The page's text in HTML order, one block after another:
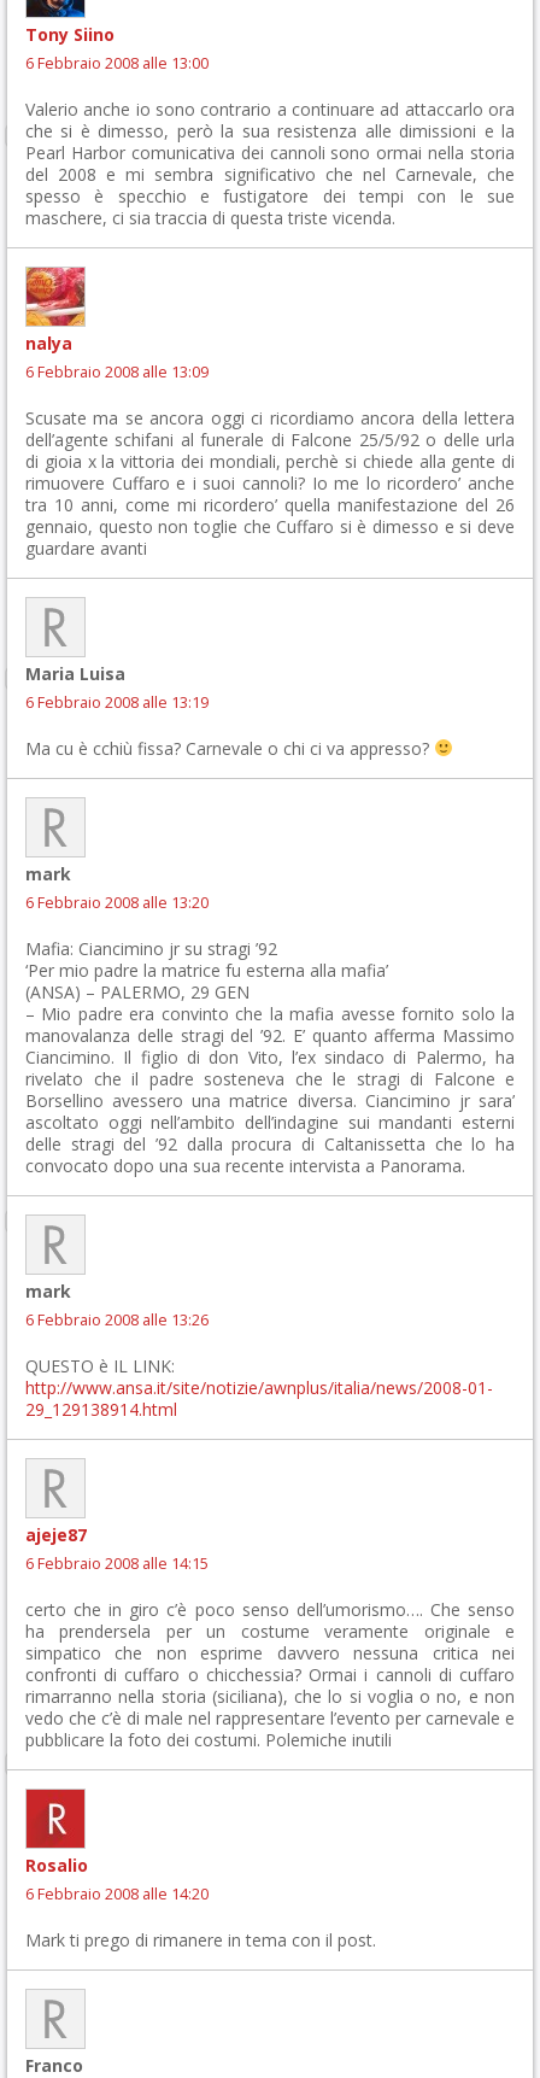
Tony Siino
6 Febbraio 2008 alle 13:00
Valerio anche io sono contrario a continuare ad attaccarlo ora
che si è dimesso, però la sua resistenza alle dimissioni e la
Pearl Harbor comunicativa dei cannoli sono ormai nella storia
del 2008 e mi sembra significativo che nel Carnevale, che
spesso è specchio e fustigatore dei tempi con le sue
maschere, ci sia traccia di questa triste vicenda.
nalya
6 Febbraio 2008 alle 13:09
Scusate ma se ancora oggi ci ricordiamo ancora della lettera
dell’agente schifani al funerale di Falcone 25/5/92 o delle urla
di gioia x la vittoria dei mondiali, perchè si chiede alla gente di
rimuovere Cuffaro e i suoi cannoli? Io me lo ricordero’ anche
tra 10 anni, come mi ricordero’ quella manifestazione del 26
gennaio, questo non toglie che Cuffaro si è dimesso e si deve
guardare avanti
Maria Luisa
6 Febbraio 2008 alle 13:19
Ma cu è cchiù fissa? Carnevale o chi ci va appresso?
mark
6 Febbraio 2008 alle 13:20
Mafia: Ciancimino jr su stragi ’92
‘Per mio padre la matrice fu esterna alla mafia’
(ANSA) – PALERMO, 29 GEN
– Mio padre era convinto che la mafia avesse fornito solo la
manovalanza delle stragi del ’92. E’ quanto afferma Massimo
Ciancimino. Il figlio di don Vito, l’ex sindaco di Palermo, ha
rivelato che il padre sosteneva che le stragi di Falcone e
Borsellino avessero una matrice diversa. Ciancimino jr sara’
ascoltato oggi nell’ambito dell’indagine sui mandanti esterni
delle stragi del ’92 dalla procura di Caltanissetta che lo ha
convocato dopo una sua recente intervista a Panorama.
mark
6 Febbraio 2008 alle 13:26
QUESTO è IL LINK:
http://www.ansa.it/site/notizie/awnplus/italia/news/2008-01-
29_129138914.html
ajeje87
6 Febbraio 2008 alle 14:15
certo che in giro c’è poco senso dell’umorismo…. Che senso
ha prendersela per un costume veramente originale e
simpatico che non esprime davvero nessuna critica nei
confronti di cuffaro o chicchessia? Ormai i cannoli di cuffaro
rimarranno nella storia (siciliana), che lo si voglia o no, e non
vedo che c’è di male nel rappresentare l’evento per carnevale e
pubblicare la foto dei costumi. Polemiche inutili
Rosalio
6 Febbraio 2008 alle 14:20
Mark ti prego di rimanere in tema con il post.
Franco